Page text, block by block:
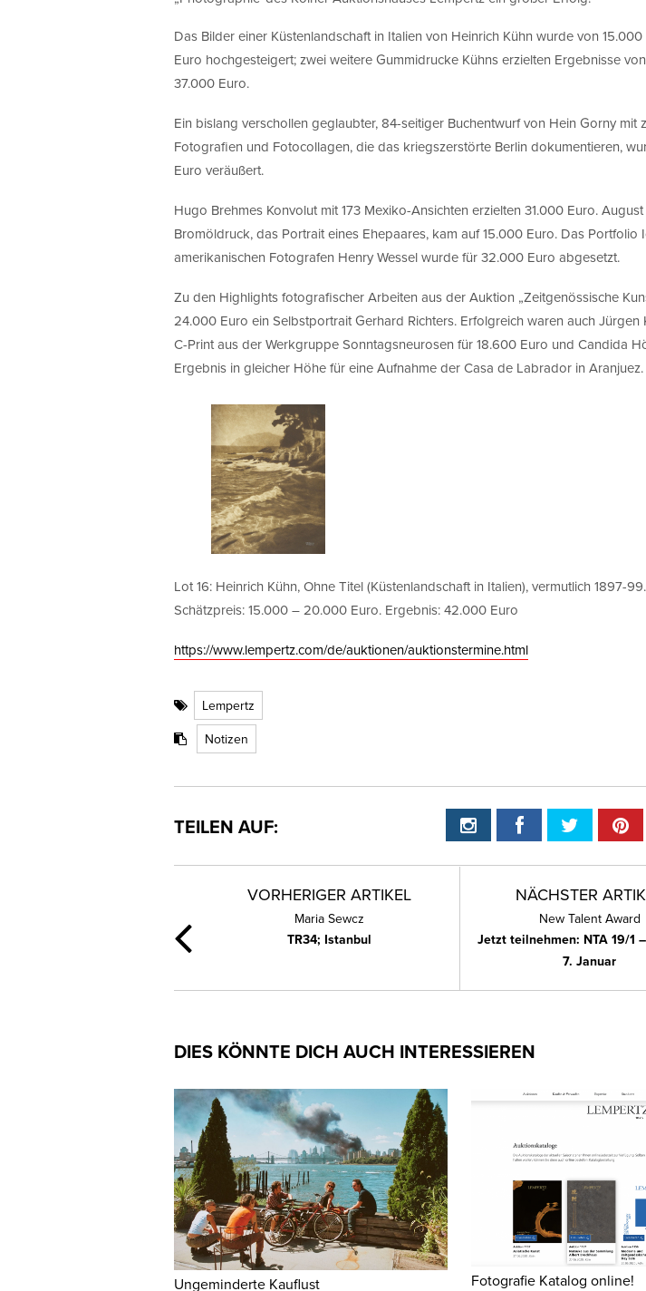
Das Bilder einer Küstenlandschaft in Italien von Heinrich Kühn wurde von
Euro hochgesteigert; zwei weitere Gummidrucke Kühns erzielten Ergebnisse
37.000 Euro.
Ein bislang verschollen geglaubter, 84-seitiger Buchentwurf von Hein Gorny mit
Fotografien und Fotocollagen, die das kriegszerstörte Berlin dokumentieren,
Euro veräußert.
Hugo Brehmes Konvolut mit 173 Mexiko-Ansichten erzielten 31.000 Euro.
Bromöldruck, das Portrait eines Ehepaares, kam auf 15.000 Euro. Das Portfolio
amerikanischen Fotografen Henry Wessel wurde für 32.000 Euro abgesetzt.
Zu den Highlights fotografischer Arbeiten aus der Auktion „Zeitgenössische
24.000 Euro ein Selbstportrait Gerhard Richters. Erfolgreich waren auch Jürgen
C-Print aus der Werkgruppe Sonntagsneurosen für 18.600 Euro und Candida
Ergebnis in gleicher Höhe für eine Aufnahme der Casa de Labrador in Aranjuez.
Lot 16: Heinrich Kühn, Ohne Titel (Küstenlandschaft in Italien), vermutlich 1897-99.
Schätzpreis: 15.000 – 20.000 Euro. Ergebnis: 42.000 Euro
https://www.lempertz.com/de/auktionen/auktionstermine.html
Lempertz
Notizen
TEILEN AUF:
VORHERIGER ARTIKEL
Maria Sewcz
TR34; Istanbul
NÄCHSTER
New Talent Award
Jetzt teilnehmen: NTA 19/1
7. Januar
DIES KÖNNTE DICH AUCH INTERESSIEREN
Ungeminderte Kauflust Fotografie Katalog online!